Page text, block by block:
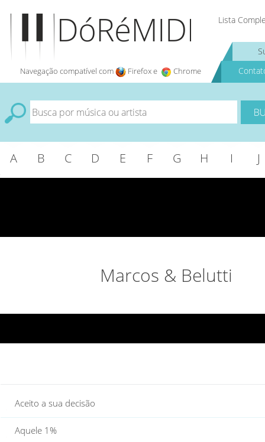
Lista
Navegação compatível com Firefox e Chrome
A B C D E F G H I J
Marcos & Belutti
Aceito a sua decisão
Aquele 1%